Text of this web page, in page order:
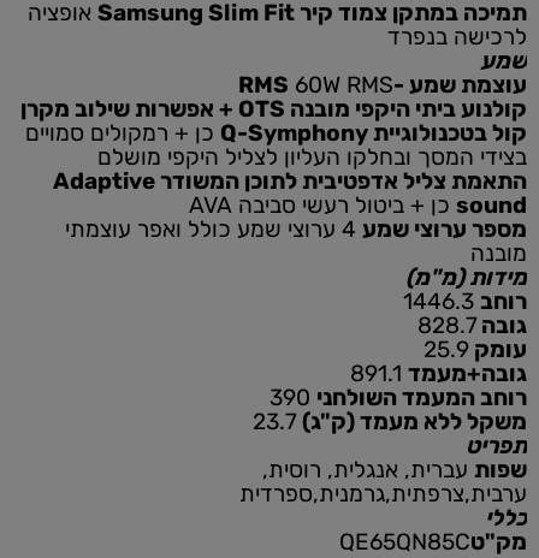
תמיכה במתקן צמוד קיר Samsung Slim Fit
אופציה
לרכישה בנפרד
שמע
עוצמת שמע -RMS60W RMS
קולנוע ביתי היקפי מובנה OTS + אפשרות שילוב מקרן
קול בטכנולוגיית Q-Symphony
כן + רמקולים סמויים
בצידי המסך ובחלקו העליון לצליל היקפי מושלם
התאמת צליל אדפטיבית לתוכן המשודר Adaptive
sound כן + ביטול רעשי סביבה AVA
מספר ערוצי שמע
4 ערוצי שמע כולל ואפר עוצמתי
מובנה
מידות (מ"מ)
רוחב 1446.3
גובה828.7
עומק 25.9
גובה+מעמד 891.1
רוחב המעמד השולחני 390
משקל ללא מעמד (ק"ג) 23.7
תפריט
שפות עברית, אנגלית, רוסית,
ערבית,צרפתית,גרמנית,ספרדית
כללי
מק"טQE65QN85C